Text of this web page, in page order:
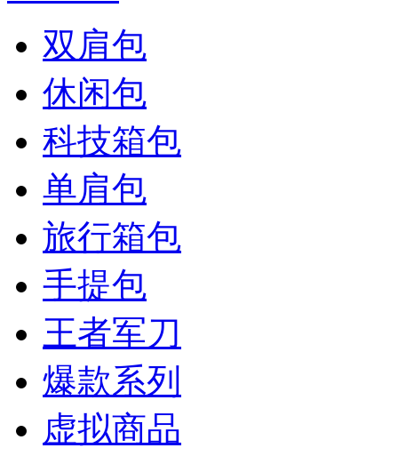
双肩包
休闲包
科技箱包
单肩包
旅行箱包
手提包
王者军刀
爆款系列
虚拟商品